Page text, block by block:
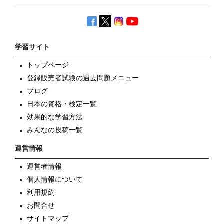
学習サイト
トップページ
登録販売者試験の過去問題メニュー
ブログ
日本の資格・検定一覧
効果的な学習方法
みんなの投稿一覧
運営情報
運営者情報
個人情報について
利用規約
お問合せ
サイトマップ